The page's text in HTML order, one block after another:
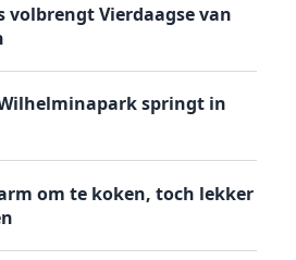
volbrengt Vierdaagse van
springt in
om te koken, toch lekker